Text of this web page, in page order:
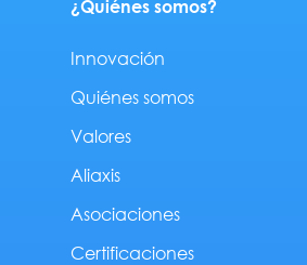
¿Quiénes somos?
Innovación
Quiénes somos
Valores
Aliaxis
Asociaciones
Certificaciones